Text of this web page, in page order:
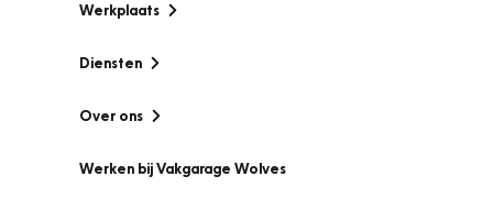
Werkplaats
Diensten
Over ons
Werken bij Vakgarage Wolves